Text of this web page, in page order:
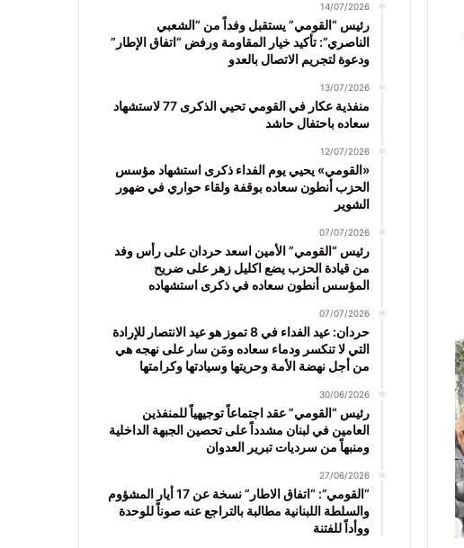
14/07/2026
رئيس “القومي” يستقبل وفداً من “الشعبي
الناصري”: تأكيد خيار المقاومة ورفض “اتفاق الإطار”
ودعوة لتجريم الاتصال بالعدو
13/07/2026
منفذية عكار في القومي تحيي الذكرى 77 لاستشهاد
سعاده باحتفال حاشد
12/07/2026
«القومي» يحيي يوم الفداء ذكرى استشهاد مؤسس
الحزب أنطون سعاده بوقفة ولقاء حواري في ضهور
الشوير
07/07/2026
رئيس “القومي” الأمين اسعد حردان على رأس وفد
من قيادة الحزب يضع اكليل زهر على ضريح
المؤسس أنطون سعاده في ذكرى استشهاده
07/07/2026
حردان: عيد الفداء في 8 تموز هو عيد الانتصار للإرادة
التي لا تنكسر ودماء سعاده ومَن سار على نهجه هي
من أجل نهضة الأمة وحريتها وسيادتها وكرامتها
30/06/2026
رئيس “القومي” عقد اجتماعاً توجيهياً للمنفذين
العامين في لبنان مشدداً على تحصين الجبهة الداخلية
ومنبهاً من سرديات تبرير العدوان
27/06/2026
“القومي”: “اتفاق الاطار” نسخة عن 17 أيار المشؤوم
والسلطة اللبنانية مطالبة بالتراجع عنه صوناً للوحدة
ووأداً للفتنة